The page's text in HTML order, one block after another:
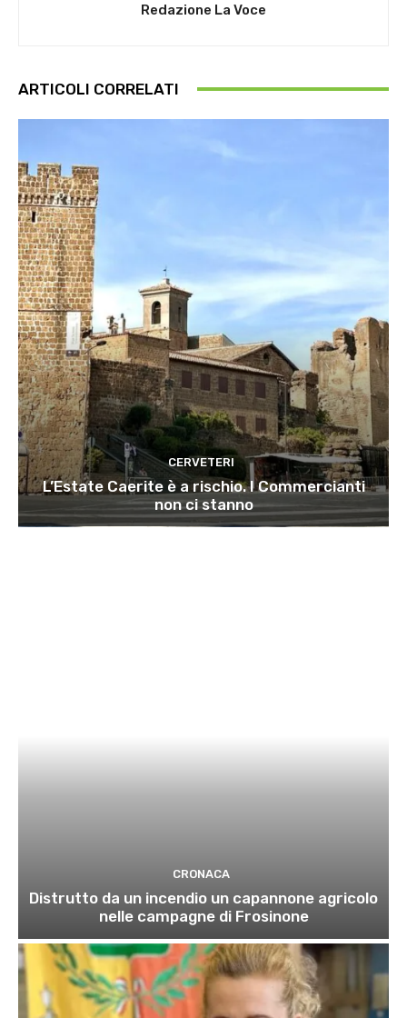
Redazione La Voce
ARTICOLI CORRELATI
CERVETERI
L’Estate Caerite è a rischio. I Commercianti
non ci stanno
CRONACA
Distrutto da un incendio un capannone agricolo
nelle campagne di Frosinone